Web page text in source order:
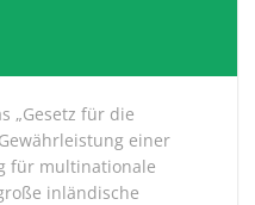
„Gesetz für die
einer
für multinationale
inländische